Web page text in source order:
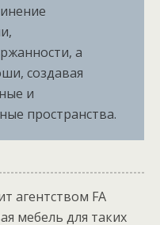
а
создавая
и
пространства.
агентством FA
мебель для таких